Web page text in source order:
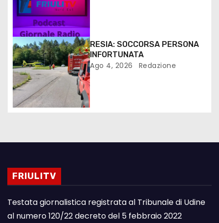
RESIA: SOCCORSA PERSONA
INFORTUNATA
Ago 4, 2026 Redazione
FRIULITV
Testata giornalistica registrata al Tribunale di Udine
al numero 120/22 decreto del 5 febbraio 2022